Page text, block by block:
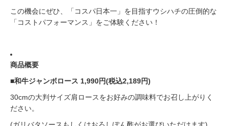
この機会にぜひ、「コスパ日本一」を目指すウシハチの圧倒的な
「コストパフォーマンス」をご体験ください！
商品概要
■和牛ジャンボロース 1,990円(税込2,189円)
30cmの大判サイズ肩ロースをお好みの調味料でお召し上がりく
ださい。